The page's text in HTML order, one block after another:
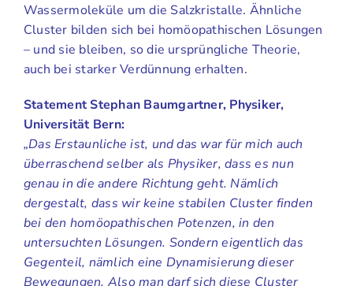
Wassermoleküle um die Salzkristalle. Ähnliche
Cluster bilden sich bei homöopathischen Lösungen
– und sie bleiben, so die ursprüngliche Theorie,
auch bei starker Verdünnung erhalten.
Statement Stephan Baumgartner, Physiker,
Universität Bern:
„Das Erstaunliche ist, und das war für mich auch
überraschend selber als Physiker, dass es nun
genau in die andere Richtung geht. Nämlich
dergestalt, dass wir keine stabilen Cluster finden
bei den homöopathischen Potenzen, in den
untersuchten Lösungen. Sondern eigentlich das
Gegenteil, nämlich eine Dynamisierung dieser
Bewegungen. Also man darf sich diese Cluster